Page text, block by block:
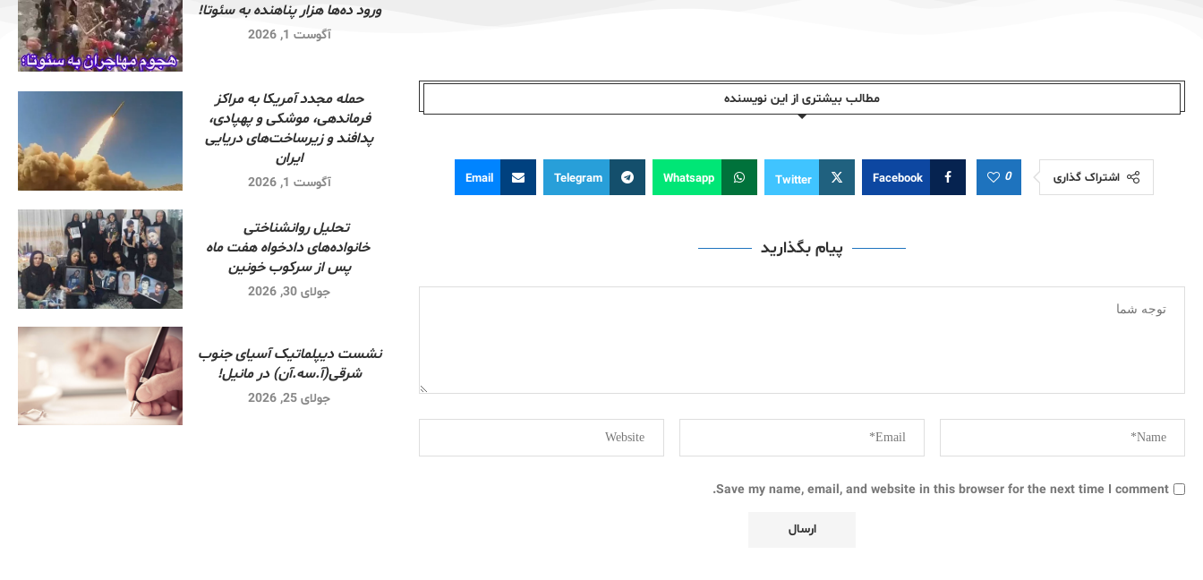
مطالب بیشتری از این نویسندە
اشتراک گذاری 0
Facebook
Twitter
Whatsapp
Telegram
Email
پیام بگذارید
Save my name, email, and website in this browser for the next time I comment.
ورود ده‌ها هزار پناهنده به سئوتا!
آگوست 1, 2026
حمله مجدد آمریکا به مراکز
فرماندهی، موشکی و پهپادی،
پدافند و زیرساخت‌های دریایی
ایران
آگوست 1, 2026
تحلیل روانشناختی
خانواده‌های دادخواه هفت ماه
پس از سرکوب خونین
جولای 30, 2026
نشست دیپلماتیک آسیای جنوب
شرقی‌(آ.سه.آن) در مانیل!
جولای 25, 2026